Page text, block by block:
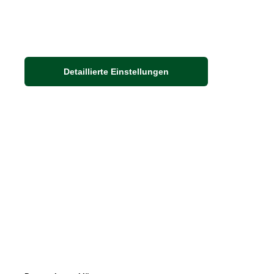
Detaillierte Einstellungen